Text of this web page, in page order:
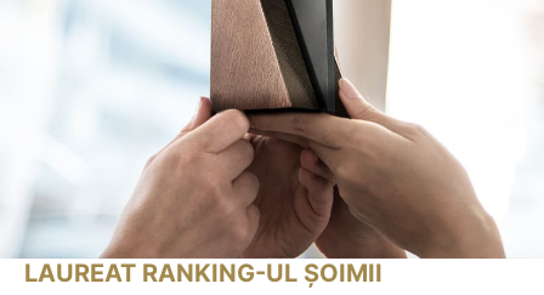
LAUREAT RANKING-UL ȘOIMII